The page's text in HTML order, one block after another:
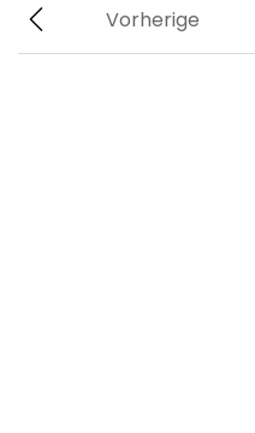
Vorherige